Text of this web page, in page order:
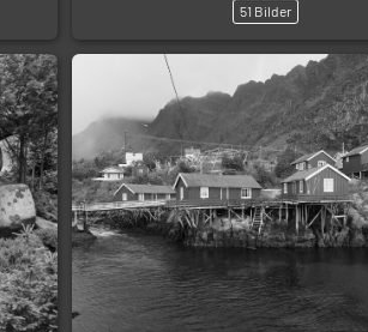
51 Bilder